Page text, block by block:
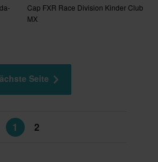
Cap FXR Race Division Kinder Club
MX
Seite
1 2